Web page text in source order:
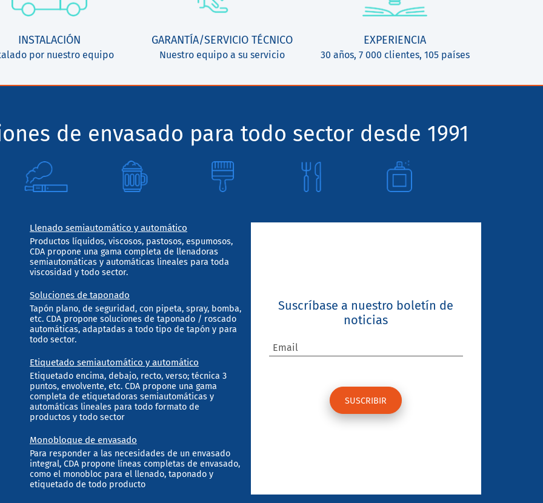
INSTALACIÓN
por nuestro equipo
GARANTÍA/SERVICIO TÉCNICO
Nuestro equipo a su servicio
EXPERIENCIA
30 años, 7 000 clientes, 105 países
de envasado para todo sector desde 1991
Llenado semiautomático y automático
Productos líquidos, viscosos, pastosos, espumosos,
CDA propone una gama completa de llenadoras
semiautomáticas y automáticas lineales para toda
viscosidad y todo sector.
Soluciones de taponado
Tapón plano, de seguridad, con pipeta, spray, bomba,
etc. CDA propone soluciones de taponado / roscado
automáticas, adaptadas a todo tipo de tapón y para
todo sector.
Etiquetado semiautomático y automático
Etiquetado encima, debajo, recto, verso; técnica 3
puntos, envolvente, etc. CDA propone una gama
completa de etiquetadoras semiautomáticas y
automáticas lineales para todo formato de
productos y todo sector
Monobloque de envasado
Para responder a las necesidades de un envasado
integral, CDA propone líneas completas de envasado,
como el monobloc para el llenado, taponado y
etiquetado de todo producto
Suscríbase a nuestro boletín de
noticias
Email